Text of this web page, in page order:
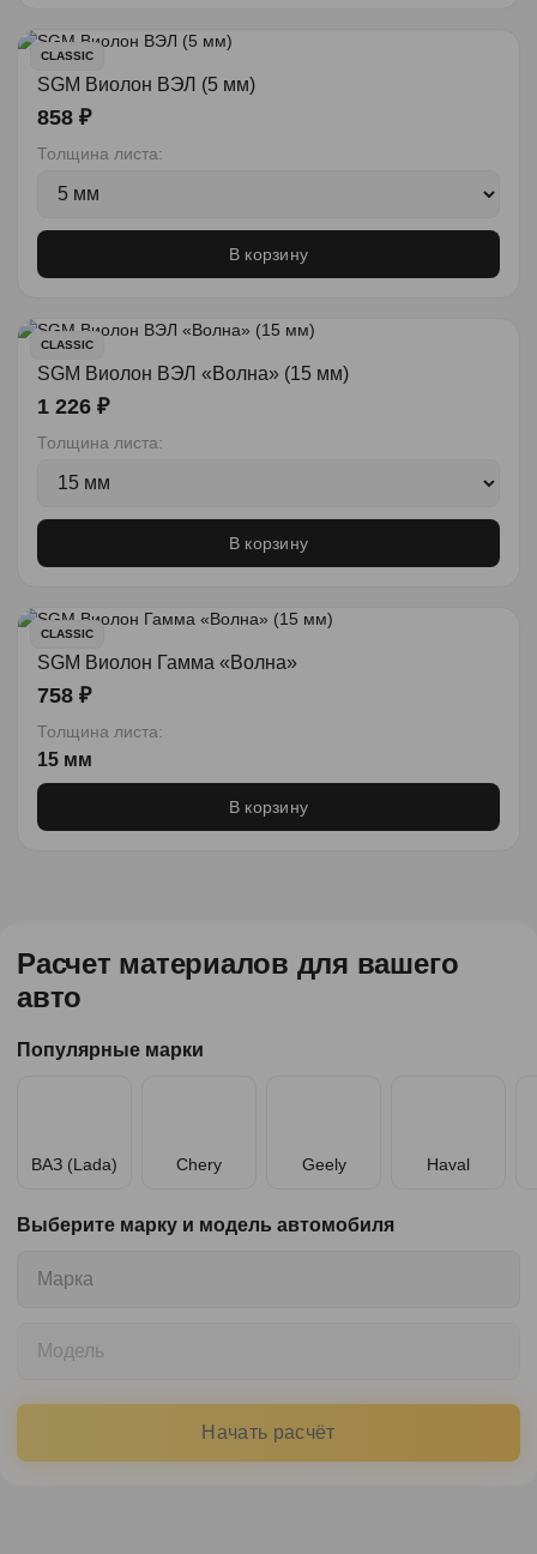
CLASSIC
SGM Виолон ВЭЛ (5 мм)
858 ₽
Толщина листа:
В корзину
CLASSIC
SGM Виолон ВЭЛ «Волна» (15 мм)
1 226 ₽
Толщина листа:
В корзину
CLASSIC
SGM Виолон Гамма «Волна»
758 ₽
Толщина листа:
15 мм
В корзину
Расчет материалов для вашего
авто
Популярные марки
ВАЗ (Lada) Chery Geely Haval
Выберите марку и модель автомобиля
Марка
Модель
Начать расчёт